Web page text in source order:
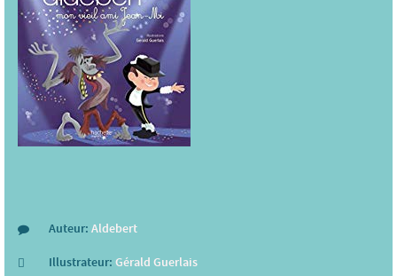
Auteur: Aldebert
Illustrateur: Gérald Guerlais